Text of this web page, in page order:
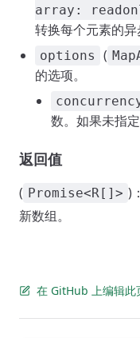
array:
转换每个元素的异
options (
的选项。
数。如果未指
返回值
( Promise<R[]> )
新数组。
在 GitHub 上编辑此